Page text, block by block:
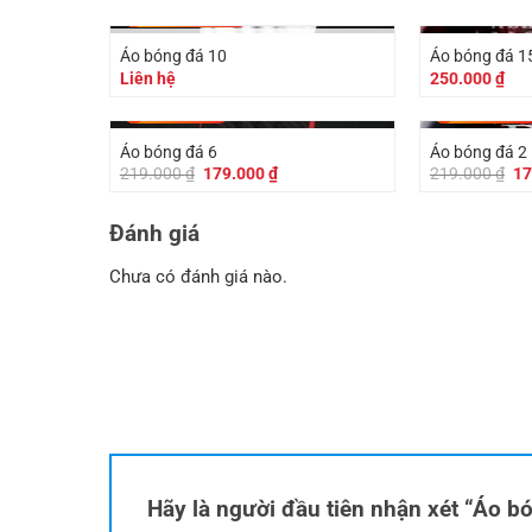
HẾT HÀNG
Áo bóng đá 10
Liên hệ
Áo bóng đá
250.000₫
Áo bóng đá 6
219.000₫ Giá
179.000₫Giá
hiện
Áo bóng đá 2
219.000₫
Đánh giá
Chưa có đánh giá nào.
Hãy là người đầu tiên nhận xét “Áo